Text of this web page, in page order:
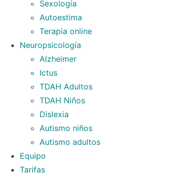
Sexología
Autoestima
Terapia online
Neuropsicología
Alzheimer
Ictus
TDAH Adultos
TDAH Niños
Dislexia
Autismo niños
Autismo adultos
Equipo
Tarifas